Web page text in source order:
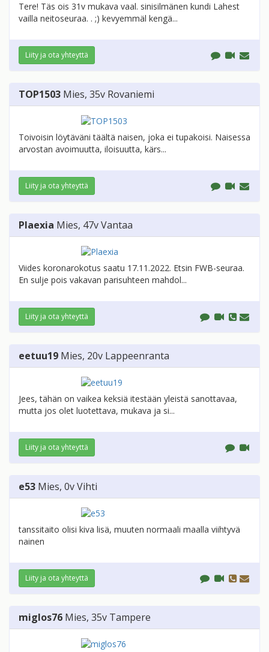
Tere! Täs ois 31v mukava vaal. sinisilmänen kundi Lahest
vailla neitoseuraa. . ;) kevyemmäl kengä...
Liity ja ota yhteyttä
TOP1503 Mies, 35v Rovaniemi
Toivoisin löytäväni täältä naisen, joka ei tupakoisi. Naisessa
arvostan avoimuutta, iloisuutta, kärs...
Liity ja ota yhteyttä
Plaexia Mies, 47vVantaa
Viides koronarokotus saatu 17.11.2022. Etsin FWB-seuraa.
En sulje pois vakavan parisuhteen mahdol...
Liity ja ota yhteyttä
eetuu19 Mies, 20v Lappeenranta
Jees, tähän on vaikea keksiä itestään yleistä sanottavaa,
mutta jos olet luotettava, mukava ja si...
Liity ja ota yhteyttä
e53 Mies, 0vVihti
tanssitaito olisi kiva lisä, muuten normaali maalla viihtyvä
nainen
Liity ja ota yhteyttä
miglos76 Mies, 35v Tampere